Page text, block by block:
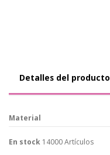
Detalles del producto
Material
En stock 14000 Artículos